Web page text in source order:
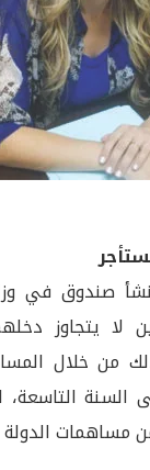
صندوق في
لا يتجاوز
من خلال
السنة
مساهمات الدولة